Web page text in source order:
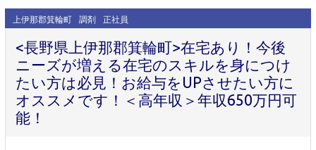
上伊那郡箕輪町 調剤 正社員
<長野県上伊那郡箕輪町>在宅あり！今後
ニーズが増える在宅のスキルを身につけ
たい方は必見！お給与をUPさせたい方に
オススメです！＜高年収＞年収650万円可
能！